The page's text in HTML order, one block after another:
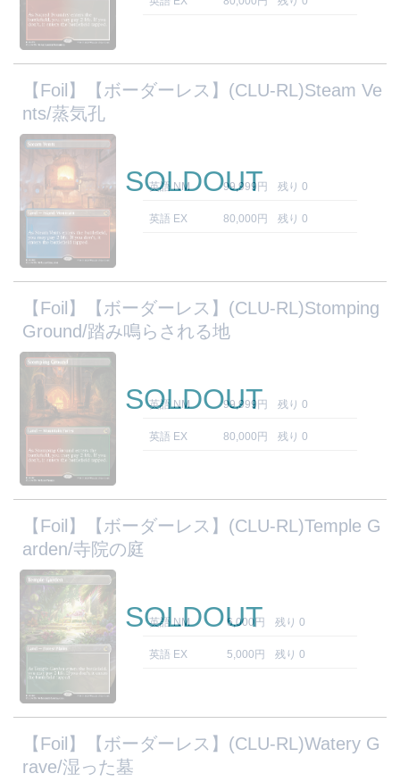
【Foil】【ボーダーレス】(CLU-RL)Steam Ve
nts/蒸気孔
英語 NM 99,999円 残り 0
英語 EX 80,000円 残り 0
SOLDOUT
【Foil】【ボーダーレス】(CLU-RL)Stomping
Ground/踏み鳴らされる地
英語 NM 99,999円 残り 0
英語 EX 80,000円 残り 0
SOLDOUT
【Foil】【ボーダーレス】(CLU-RL)Temple G
arden/寺院の庭
英語 NM 6,000円 残り 0
英語 EX 5,000円 残り 0
SOLDOUT
【Foil】【ボーダーレス】(CLU-RL)Watery G
rave/湿った墓